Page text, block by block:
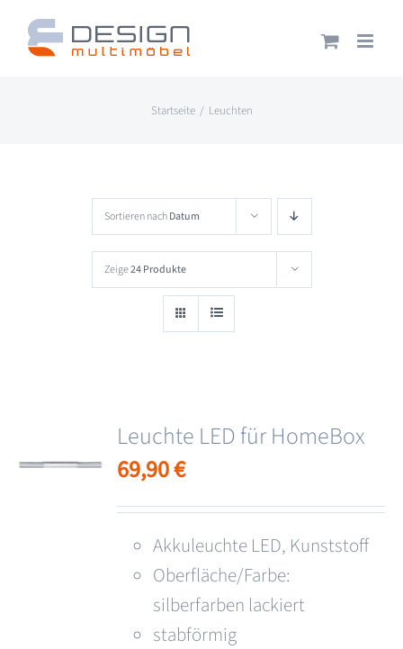
Zum
Inhalt
Startseite Leuchten
Sortieren nachDatum
Zeige24 Produkte
Leuchte LED für HomeBox
69,90€
Akkuleuchte LED, Kunststoff
Oberfläche/Farbe:
silberfarben lackiert
stabförmig